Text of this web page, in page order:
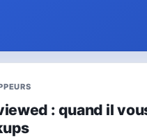
: quand il